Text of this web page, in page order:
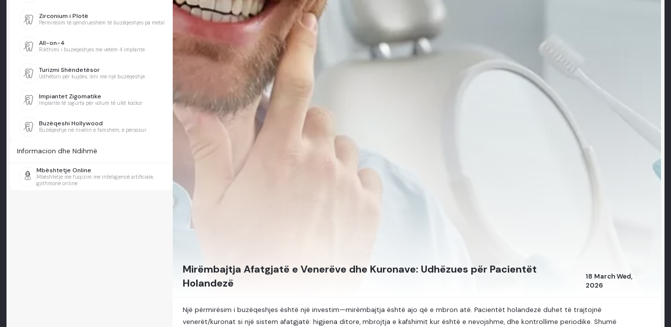
Zirconium i Plotë
Përmirësim të qëndrueshëm të buzëqeshjes pa metal
All-on-4
Rikthimi i buzëqeshjes me vetëm 4 implante
Turizmi Shëndetësor
Udhëtoni për kujdes, ikni me një buzëqeshje
Impiantet Zigomatike
Implante të sigurta për volum të ulët kockor
Buzëqeshi Hollywood
Buzëqeshje në nivelin e famshëm, e përsosur
Informacion dhe Ndihmë
Mbështetje Online
Mbështetje me fuqizim me inteligjencë artificiale,
gjithmonë online
Mirëmbajtja Afatgjatë e Venerëve dhe Kuronave: Udhëzues për Pacientët
Holandezë
18 March Wed,
2026
Një përmirësim i buzëqeshjes është një investim—mirëmbajtja është ajo që e mbron atë. Pacientët holandezë duhet të trajtojnë
venerët/kuronat si një sistem afatgjatë: higjiena ditore, mbrojtja e kafshimit kur është e nevojshme, dhe kontrollime periodike. Shumë